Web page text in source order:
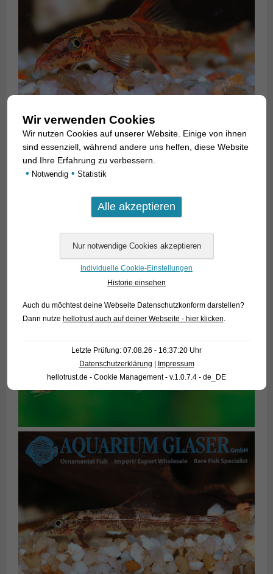
Wir verwenden Cookies
Wir nutzen Cookies auf unserer Website. Einige von ihnen
sind essenziell, während andere uns helfen, diese Website
und Ihre Erfahrung zu verbessern.
• Notwendig • Statistik
Individuelle Cookie-Einstellungen
Historie einsehen
Auch du möchtest deine Webseite Datenschutzkonform darstellen?
Dann nutze hellotrust auch auf deiner Webseite - hier klicken
Letzte Prüfung: 07.08.26 - 16:37:20 Uhr
Datenschutzerklärung | Impressum
hellotrust.de - Cookie Management - v.1.0.7.4 - de_DE